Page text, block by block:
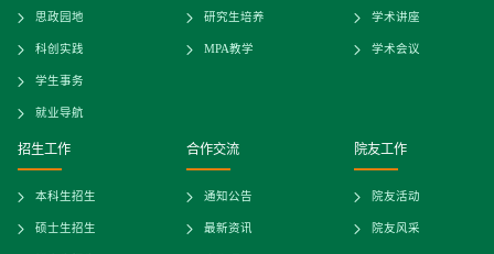
思政园地
科创实践
学生事务
就业导航
研究生培养
MPA教学
学术讲座
学术会议
招生工作
本科生招生
硕士生招生
合作交流
通知公告
最新资讯
院友工作
院友活动
院友风采